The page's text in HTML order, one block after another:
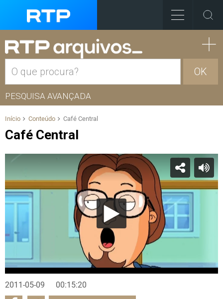
OK
PESQUISA AVANÇADA
Início Conteúdo Café Central
Café Central
2011-05-09 00:15:20